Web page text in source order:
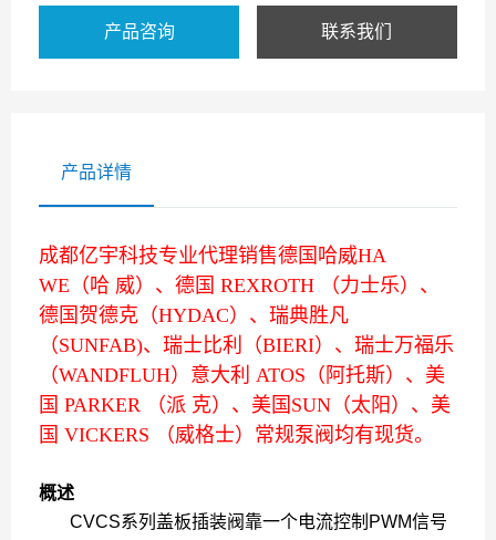
产品咨询 联系我们
产品详情
成都亿宇科技专业代理销售德国哈威HA
WE（哈 威）、德国 REXROTH （力士乐）、
德国贺德克（HYDAC）、瑞典胜凡
（SUNFAB)、瑞士比利（BIERI）、瑞士万福乐
（WANDFLUH）意大利 ATOS（阿托斯）、美
国 PARKER （派 克）、美国SUN（太阳）、美
国 VICKERS （威格士）常规泵阀均有现货。
概述
CVCS系列盖板插装阀靠一个电流控制PWM信号